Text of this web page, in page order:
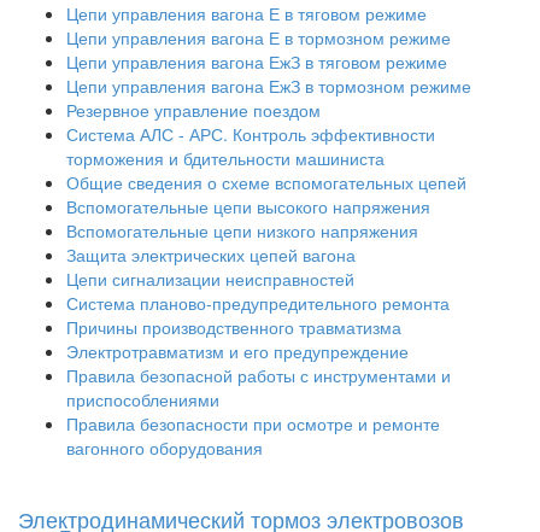
Цепи управления вагона Е в тяговом режиме
Цепи управления вагона Е в тормозном режиме
Цепи управления вагона ЕжЗ в тяговом режиме
Цепи управления вагона ЕжЗ в тормозном режиме
Резервное управление поездом
Система АЛС - АРС. Контроль эффективности
торможения и бдительности машиниста
Общие сведения о схеме вспомогательных цепей
Вспомогательные цепи высокого напряжения
Вспомогательные цепи низкого напряжения
Защита электрических цепей вагона
Цепи сигнализации неисправностей
Система планово-предупредительного ремонта
Причины производственного травматизма
Электротравматизм и его предупреждение
Правила безопасной работы с инструментами и
приспособлениями
Правила безопасности при осмотре и ремонте
вагонного оборудования
Электродинамический тормоз электровозов